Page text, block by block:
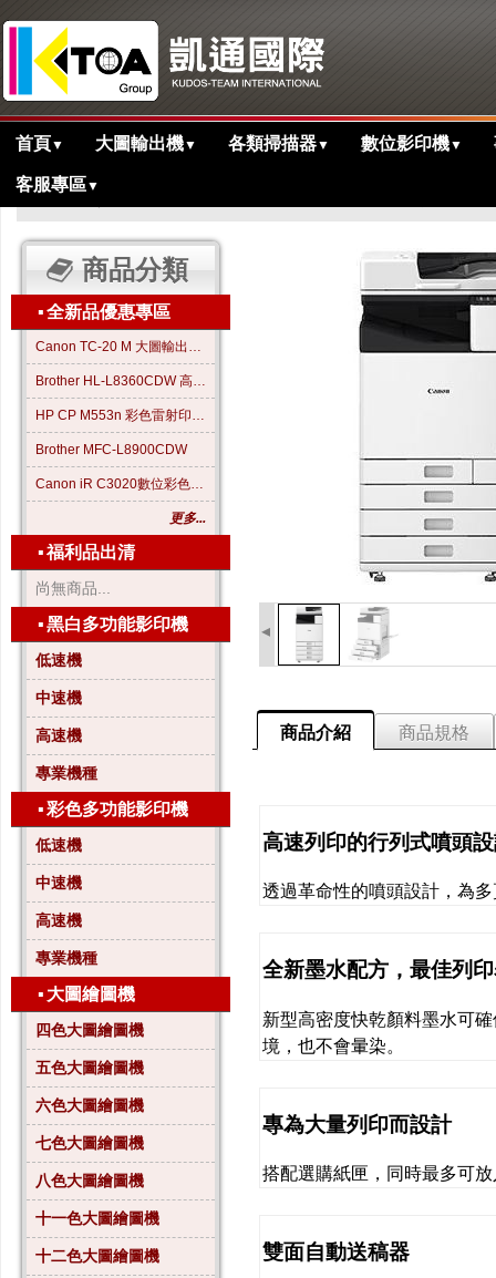
首頁▼ 大圖輸出機▼ 各類掃描器▼ 數位影印機▼
客服專區▼
主目錄
商品分類
▪全新品優惠專區
Canon TC-20 M 大圖輸出繪圖機
Brother HL-L8360CDW 高效彩色雷射印表機
HP CP M553n 彩色雷射印表機
Brother MFC-L8900CDW
Canon iR C3020數位彩色影印機
更多...
▪福利品出清
尚無商品...
▪黑白多功能影印機
低速機
中速機
高速機
專業機種
▪彩色多功能影印機
低速機
中速機
高速機
專業機種
▪ 大圖繪圖機
四色大圖繪圖機
五色大圖繪圖機
六色大圖繪圖機
七色大圖繪圖機
八色大圖繪圖機
十一色大圖繪圖機
十二色大圖繪圖機
◂
商品介紹 商品規格
高速列印的行列式噴頭
透過革命性的噴頭設計，為
全新墨水配方，最佳列
新型高密度快乾顏料墨水可
境，也不會暈染。
專為大量列印而設計
搭配選購紙匣，同時最多可
雙面自動送稿器